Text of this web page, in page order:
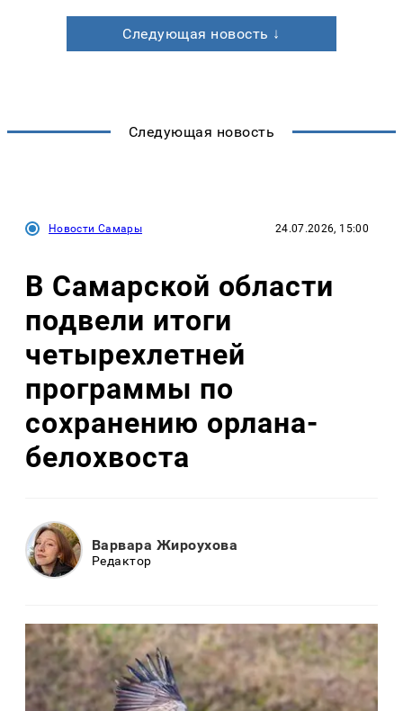
Следующая новость ↓
Следующая новость
Новости Самары 24.07.2026, 15:00
В Самарской области
подвели итоги
четырехлетней
программы по
сохранению орлана-
белохвоста
Варвара Жироухова
Редактор